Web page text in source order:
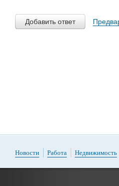
Добавить ответ
Новости Работа Недвижимость